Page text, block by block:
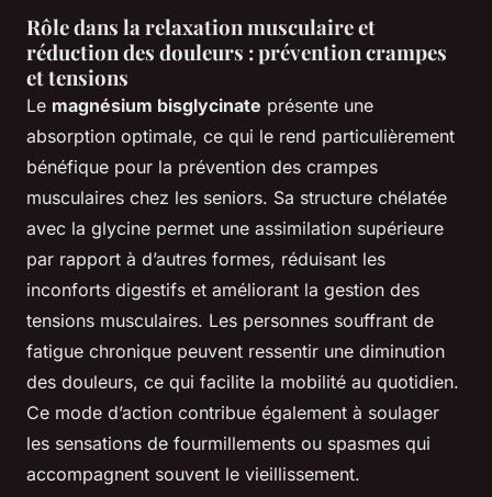
Rôle dans la relaxation musculaire et
réduction des douleurs : prévention crampes
et tensions
Le magnésium bisglycinate présente une
absorption optimale, ce qui le rend particulièrement
bénéfique pour la prévention des crampes
musculaires chez les seniors. Sa structure chélatée
avec la glycine permet une assimilation supérieure
par rapport à d’autres formes, réduisant les
inconforts digestifs et améliorant la gestion des
tensions musculaires. Les personnes souffrant de
fatigue chronique peuvent ressentir une diminution
des douleurs, ce qui facilite la mobilité au quotidien.
Ce mode d’action contribue également à soulager
les sensations de fourmillements ou spasmes qui
accompagnent souvent le vieillissement.